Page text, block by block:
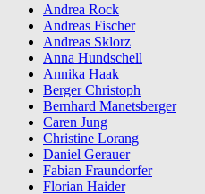
Andrea Rock
Andreas Fischer
Andreas Sklorz
Anna Hundschell
Annika Haak
Berger Christoph
Bernhard Manetsberger
Caren Jung
Christine Lorang
Daniel Gerauer
Fabian Fraundorfer
Florian Haider